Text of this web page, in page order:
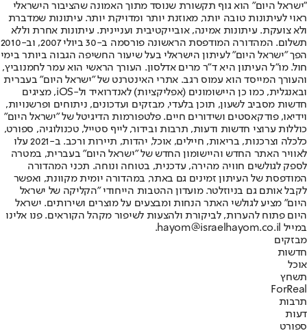
"ישראל היום" הוא גוף תקשורת שנוסד מתוך האמונה שהציבור הישראלי
ראוי לעיתונות טובה יותר, מאוזנת יותר ומדויקת יותר. עיתונות שמדברת
ולא צועקת. עיתונות אמינה, אובייקטיבית ועניינית. עיתונות אחרת וללא
תשלום. המהדורה המודפסת הראשונה פורסמה ב-30 ביולי 2007, וב-2010
הפך "ישראל היום" לעיתון הישראלי בעל שיעור החשיפה הגבוה ביותר בימי
חול. מו"ל העיתון היא ד"ר מרים אדלסון. העורך הראשי הוא עמר לחמנוביץ,
והעורך המייסד הוא עמוס רגב. אתרי האינטרנט של "ישראל היום" בעברית
ובאנגלית, כמו כן היישומונים (אפליקציות) לאנדרואיד ול-iOS, מציגים
חדשות מסביב לשעון, תוכן בלעדי, מבזקים ועדכונים, ניתוחים ופרשנויות,
וידיאו, פודקאסטים ושידורים חיים. פלטפורמות הדיגיטל של "ישראל היום"
כוללות ערוצי חדשות ודעות, תרבות ובידור, לייף סטייל, טכנולוגיה, ספורט,
כלכלה וצרכנות, בריאות, חיילים, אוכל, יהדות, תיירות ורכב. ב-2021 עלו
לאוויר האתר החדש והיישומון החדש של "ישראל היום" בעברית, במטרה
לספק לגולשים חוויה מהירה, עדכנית, בטוחה ונוחה. תכני המהדורה
המודפסת של העיתון זמינים גם באתר, במהדורה יומית מקוונת, ואפשר
לקבל אותם גם בניוזלטר. מועדון ההטבות הייחודי "הקליקה של ישראל
היום" מציע לגולשי האתר הנחות ומבצעים על מוצרים ושירותים. ישראל
היום פתוח להערות, לביקורת ולהצעות לשיפור מקהל הקוראים. פנו אלינו
במייל hayom@israelhayom.co.il.
מבזקים
חדשות
אוכל
תשחץ
ForReal
תרבות
דעות
ספורט